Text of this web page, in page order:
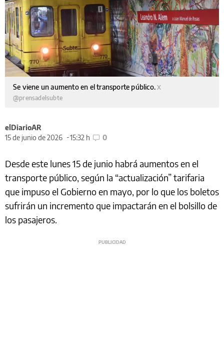
Se viene un aumento en el transporte público.X
@prensadelsubte
elDiarioAR
15 de junio de 2026
15:32 h 0
Desde este lunes 15 de junio habrá aumentos en el
transporte público, según la “actualización” tarifaria
que impuso el Gobierno en mayo, por lo que los boletos
sufrirán un incremento que impactarán en el bolsillo de
los pasajeros.